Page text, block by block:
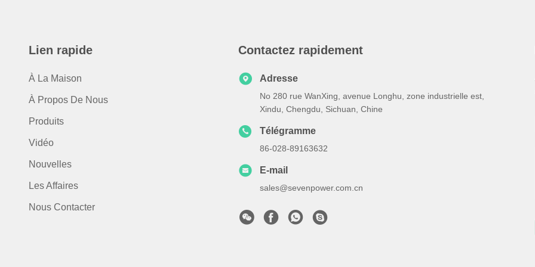
Lien rapide
À La Maison
À Propos De Nous
Produits
Vidéo
Nouvelles
Les Affaires
Nous Contacter
Contactez rapidement
Adresse
No 280 rue WanXing, avenue Longhu, zone industrielle est,
Xindu, Chengdu, Sichuan, Chine
Télégramme
86-028-89163632
E-mail
sales@sevenpower.com.cn